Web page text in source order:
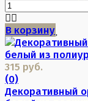
В корзину
315 руб.
(0)
Декоративный